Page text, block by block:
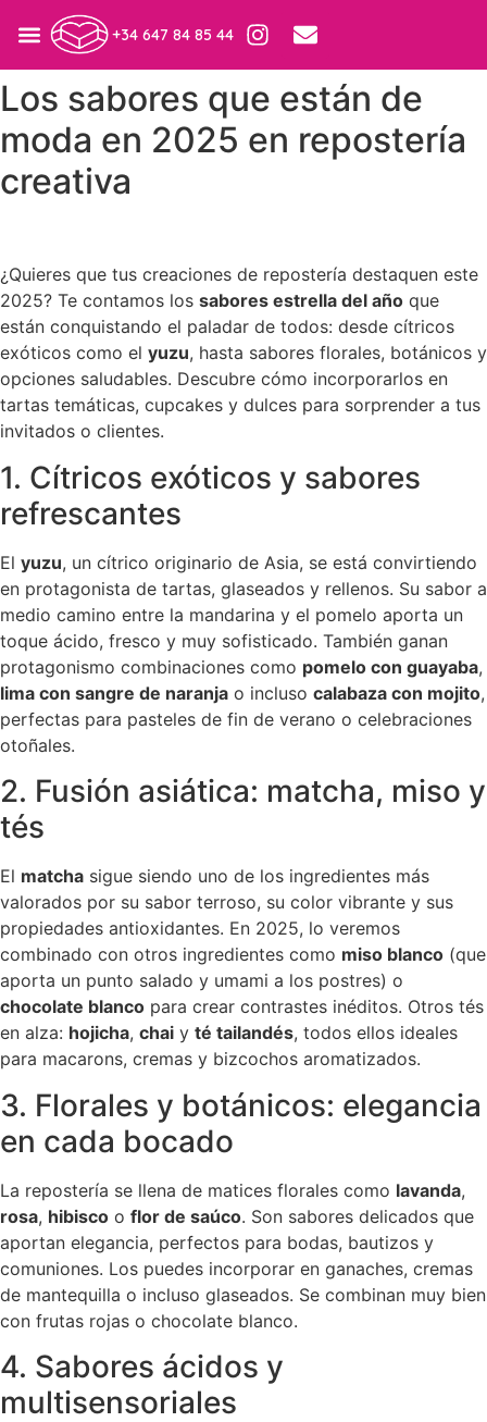
+34 647 84 85 44
Los sabores que están de
moda en 2025 en repostería
creativa
¿Quieres que tus creaciones de repostería destaquen este
2025? Te contamos los sabores estrella del año que
están conquistando el paladar de todos: desde cítricos
exóticos como el yuzu, hasta sabores florales, botánicos y
opciones saludables. Descubre cómo incorporarlos en
tartas temáticas, cupcakes y dulces para sorprender a tus
invitados o clientes.
1. Cítricos exóticos y sabores
refrescantes
El yuzu, un cítrico originario de Asia, se está convirtiendo
en protagonista de tartas, glaseados y rellenos. Su sabor a
medio camino entre la mandarina y el pomelo aporta un
toque ácido, fresco y muy sofisticado. También ganan
protagonismo combinaciones como pomelo con guayaba,
lima con sangre de naranja o incluso calabaza con mojito,
perfectas para pasteles de fin de verano o celebraciones
otoñales.
2. Fusión asiática: matcha, miso y
tés
El matcha sigue siendo uno de los ingredientes más
valorados por su sabor terroso, su color vibrante y sus
propiedades antioxidantes. En 2025, lo veremos
combinado con otros ingredientes como miso blanco (que
aporta un punto salado y umami a los postres) o
chocolate blanco para crear contrastes inéditos. Otros tés
en alza: hojicha, chai y té tailandés, todos ellos ideales
para macarons, cremas y bizcochos aromatizados.
3. Florales y botánicos: elegancia
en cada bocado
La repostería se llena de matices florales como lavanda,
rosa, hibisco o flor de saúco. Son sabores delicados que
aportan elegancia, perfectos para bodas, bautizos y
comuniones. Los puedes incorporar en ganaches, cremas
de mantequilla o incluso glaseados. Se combinan muy bien
con frutas rojas o chocolate blanco.
4. Sabores ácidos y
multisensoriales